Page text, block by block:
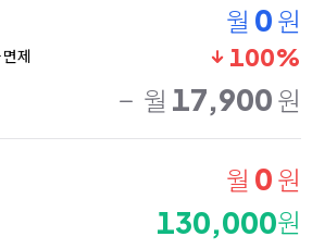
월 0 원
제 100%
월 17,900 원
월 0 원
130,000원